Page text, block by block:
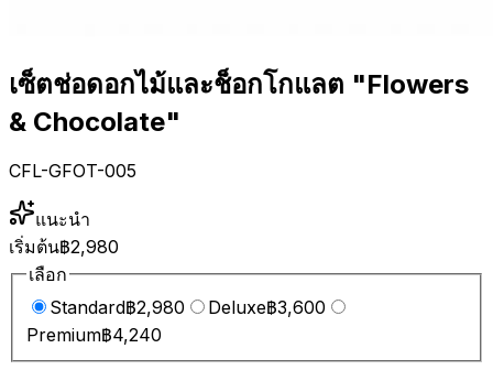
เซ็ตช่อดอกไม้และช็อกโกแลต "Flowers
& Chocolate"
CFL-GFOT-005
แนะนำ
เริ่มต้น฿2,980
เลือก
Standard฿2,980 Deluxe฿3,600
Premium฿4,240